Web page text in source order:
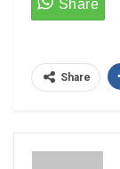
Share